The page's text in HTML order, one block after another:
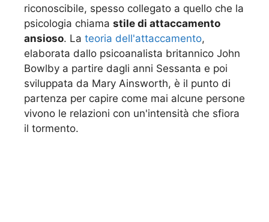
riconoscibile, spesso collegato a quello che la
psicologia chiama stile di attaccamento
ansioso. La teoria dell'attaccamento,
elaborata dallo psicoanalista britannico John
Bowlby a partire dagli anni Sessanta e poi
sviluppata da Mary Ainsworth, è il punto di
partenza per capire come mai alcune persone
vivono le relazioni con un'intensità che sfiora
il tormento.